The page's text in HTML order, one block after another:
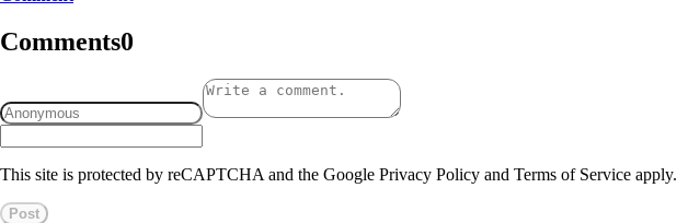
Comments0
This site is protected by reCAPTCHA and the Google Privacy Policy and Terms of Service apply.
Post